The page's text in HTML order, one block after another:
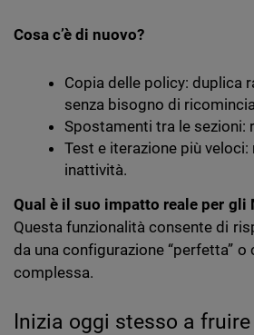
Cosa c’è di nuovo?
Copia delle policy: duplica
senza bisogno di
Spostamenti tra le sezioni:
Test e iterazione più
inattività.
Qual è il suo impatto reale per gli
Questa funzionalità consente di
da una configurazione “perfetta”
complessa.
Inizia oggi stesso a